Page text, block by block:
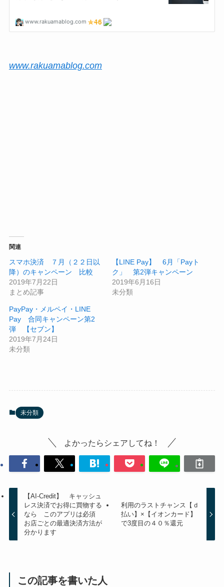
www.rakuamablog.com
関連
スマホ決済 ７月（２２日以
降）のキャンペーン 比較
2019年7月22日
まとめ記事
【LINE Pay】 6月「Payト
ク」 第2弾キャンペーン
2019年6月16日
未分類
PayPay・メルペイ・LINE
Pay 合同キャンペーン第2
弾 【セブン】
2019年7月24日
未分類
未分類
よかったらシェアしてね！
【AI-Credit】 キャッシュ
レス決済でお得に買物する
なら このアプリは必須
お店ごとの最適決済方法が
分かります
利用のラストチャンス【ｄ
払い】×【イオンカード】
で3度目の４０％還元
この記事を書いた人